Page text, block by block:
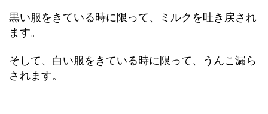
黒い服をきている時に限って、ミルクを吐き戻され
ます。
そして、白い服をきている時に限って、うんこ漏ら
されます。